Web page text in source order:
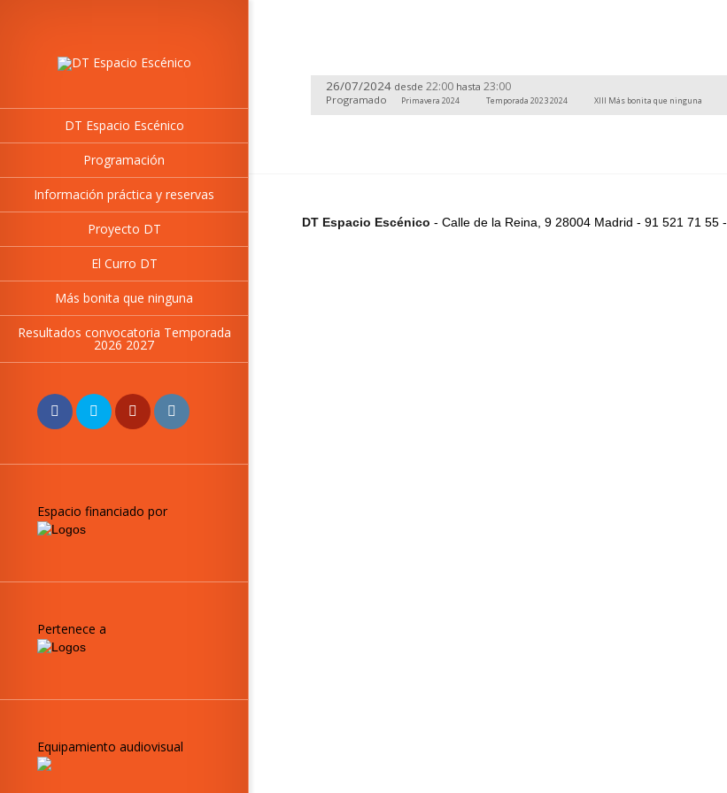
DT Espacio Escénico
Programación
Información práctica y reservas
Proyecto DT
El Curro DT
Más bonita que ninguna
Resultados convocatoria Temporada
2026 2027
Espacio financiado por
Pertenece a
Equipamiento audiovisual
26/07/2024 desde 22:00 hasta 23:00
Programado Primavera 2024 Temporada 2023 2024 XIII Más bonita que ninguna
DT Espacio Escénico - Calle de la Reina, 9 28004 Madrid - 91 521 71 55 -